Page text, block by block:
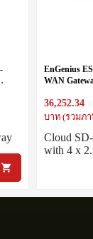
EnGenius
WAN
36,252.34
บาท (รวมภ
Cloud
with 4 x